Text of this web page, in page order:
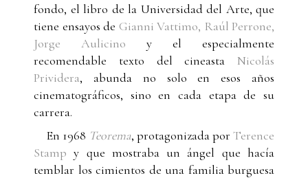
fondo, el libro de la Universidad del Arte, que
tiene ensayos de Gianni Vattimo, Raúl Perrone,
Jorge Aulicino y el especialmente
recomendable texto del cineasta Nicolás
Prividera, abunda no solo en esos años
cinematográficos, sino en cada etapa de su
carrera.
En 1968 Teorema, protagonizada por Terence
Stampy que mostraba un ángel que hacía
temblar los cimientos de una familia burguesa